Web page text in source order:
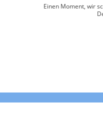
Einen Moment, wir